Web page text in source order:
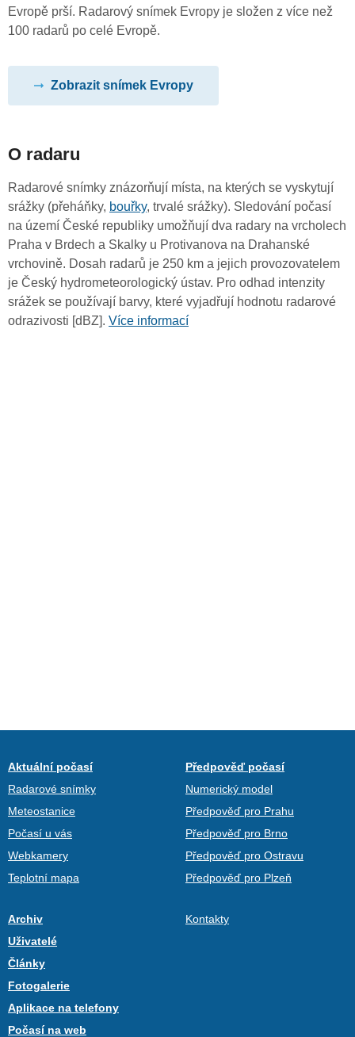
Evropě prší. Radarový snímek Evropy je složen z více než
100 radarů po celé Evropě.
Zobrazit snímek Evropy
O radaru
Radarové snímky znázorňují místa, na kterých se vyskytují
srážky (přeháňky, bouřky, trvalé srážky). Sledování počasí
na území České republiky umožňují dva radary na vrcholech
Praha v Brdech a Skalky u Protivanova na Drahanské
vrchovině. Dosah radarů je 250 km a jejich provozovatelem
je Český hydrometeorologický ústav. Pro odhad intenzity
srážek se používají barvy, které vyjadřují hodnotu radarové
odrazivosti [dBZ]. Více informací
Aktuální počasí
Radarové snímky
Meteostanice
Počasí u vás
Webkamery
Teplotní mapa
Předpověď počasí
Numerický model
Předpověď pro Prahu
Předpověď pro Brno
Předpověď pro Ostravu
Předpověď pro Plzeň
Archiv
Uživatelé
Články
Fotogalerie
Aplikace na telefony
Počasí na web
Kontakty